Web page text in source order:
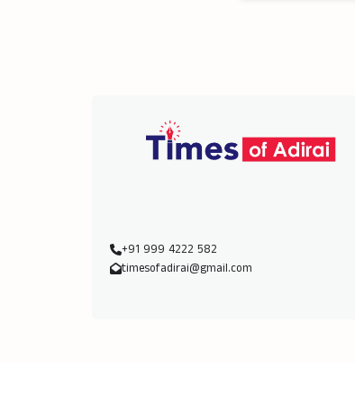
+91 999 4222 582
timesofadirai@gmail.com